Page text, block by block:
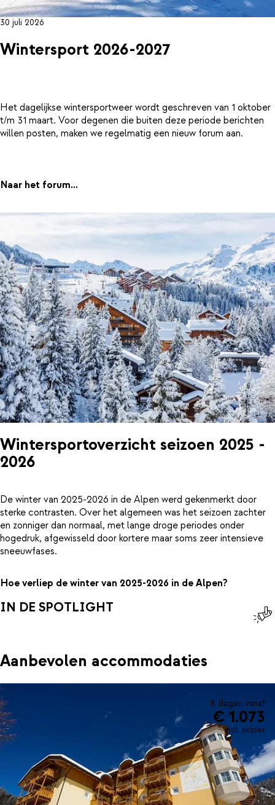
30 juli 2026
Wintersport 2026-2027
Het dagelijkse wintersportweer wordt geschreven van 1 oktober
t/m 31 maart. Voor degenen die buiten deze periode berichten
willen posten, maken we regelmatig een nieuw forum aan.
Naar het forum...
Wintersportoverzicht seizoen 2025 -
2026
De winter van 2025-2026 in de Alpen werd gekenmerkt door
sterke contrasten. Over het algemeen was het seizoen zachter
en zonniger dan normaal, met lange droge periodes onder
hogedruk, afgewisseld door kortere maar soms zeer intensieve
sneeuwfases.
Hoe verliep de winter van 2025-2026 in de Alpen?
IN DE SPOTLIGHT
Aanbevolen accommodaties
8 dagen vanaf
€ 1.073
incl. skipas